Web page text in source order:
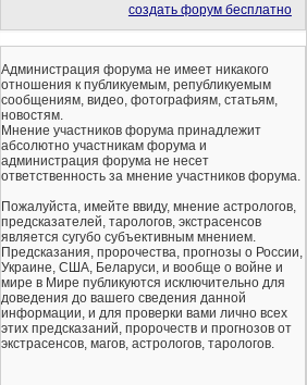
создать форум бесплатно
Администрация форума не имеет никакого
отношения к публикуемым, републикуемым
сообщениям, видео, фотографиям, статьям,
новостям.
Мнение участников форума принадлежит
абсолютно участникам форума и
администрация форума не несет
ответственность за мнение участников форума.
Пожалуйста, имейте ввиду, мнение астрологов,
предсказателей, тарологов, экстрасенсов
является сугубо субъективным мнением.
Предсказания, пророчества, прогнозы о России,
Украине, США, Беларуси, и вообще о войне и
мире в Мире публикуются исключительно для
доведения до вашего сведения данной
информации, и для проверки вами лично всех
этих предсказаний, пророчеств и прогнозов от
экстрасенсов, магов, астрологов, тарологов.